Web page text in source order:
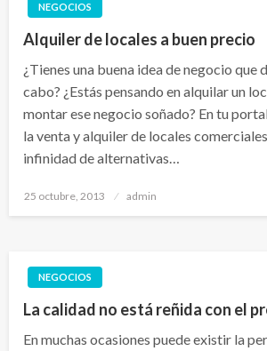
NEGOCIOS
Alquiler de locales a buen precio
¿Tienes una buena idea de negocio que
cabo? ¿Estás pensando en alquilar un
montar ese negocio soñado? En tu
la venta y alquiler de locales
infinidad de alternativas…
Publicado
25 octubre, 2013 admin
NEGOCIOS
La calidad no está reñida con el
En muchas ocasiones puede existir la